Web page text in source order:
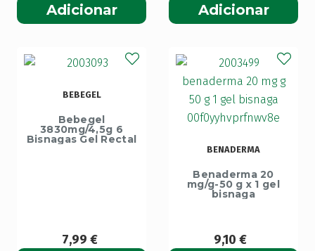
Adicionar Adicionar
BEBEGEL
Bebegel
3830mg/4,5g 6
Bisnagas Gel Rectal
7,99€
BENADERMA
Benaderma 20
mg/g-50 g x 1 gel
bisnaga
9,10€